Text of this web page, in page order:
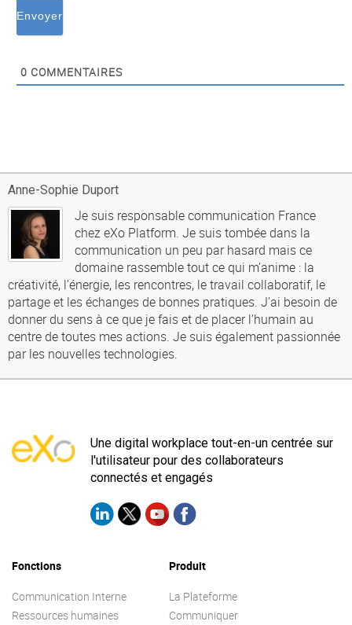
0 COMMENTAIRES
Anne-Sophie Duport
Je suis responsable communication France
chez eXo Platform. Je suis tombée dans la
communication un peu par hasard mais ce
domaine rassemble tout ce qui m’anime : la
créativité, l’énergie, les rencontres, le travail collaboratif, le
partage et les échanges de bonnes pratiques. J’ai besoin de
donner du sens à ce que je fais et de placer l’humain au
centre de toutes mes actions. Je suis également passionnée
par les nouvelles technologies.
Une digital workplace tout-en-un centrée sur
l'utilisateur pour des collaborateurs
connectés et engagés
Fonctions
Communication Interne
Ressources humaines
Produit
La Plateforme
Communiquer